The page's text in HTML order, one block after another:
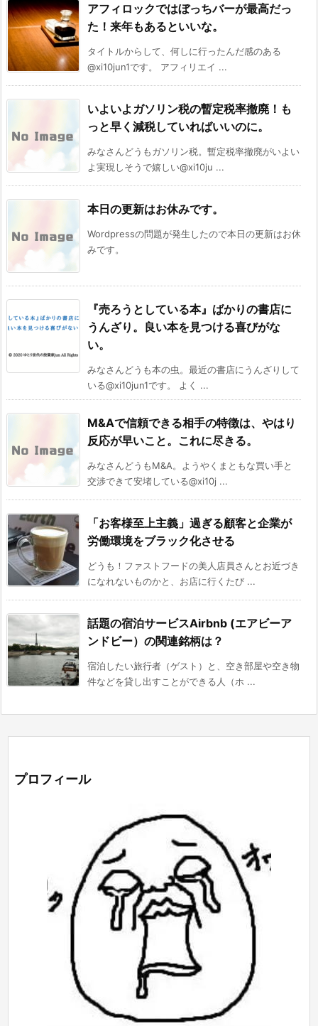
アフィロックではぼっちバーが最高だっ
た！来年もあるといいな。
タイトルからして、何しに行ったんだ感のある
@xi10jun1です。 アフィリエイ ...
いよいよガソリン税の暫定税率撤廃！も
っと早く減税していればいいのに。
みなさんどうもガソリン税。暫定税率撤廃がいよい
よ実現しそうで嬉しい@xi10ju ...
本日の更新はお休みです。
Wordpressの問題が発生したので本日の更新はお休
みです。
『売ろうとしている本』ばかりの書店に
うんざり。良い本を見つける喜びがな
い。
みなさんどうも本の虫。最近の書店にうんざりして
いる@xi10jun1です。 よく ...
M&Aで信頼できる相手の特徴は、やはり
反応が早いこと。これに尽きる。
みなさんどうもM&A。ようやくまともな買い手と
交渉できて安堵している@xi10j ...
「お客様至上主義」過ぎる顧客と企業が
労働環境をブラック化させる
どうも！ファストフードの美人店員さんとお近づき
になれないものかと、お店に行くたび ...
話題の宿泊サービスAirbnb (エアビーア
ンドビー）の関連銘柄は？
宿泊したい旅行者（ゲスト）と、空き部屋や空き物
件などを貸し出すことができる人（ホ ...
プロフィール